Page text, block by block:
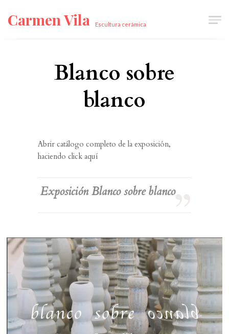
Carmen Vila Escultura cerámica
Blanco sobre
blanco
Abrir catálogo completo de la exposición,
haciendo click aquí
Exposición Blanco sobre blanco